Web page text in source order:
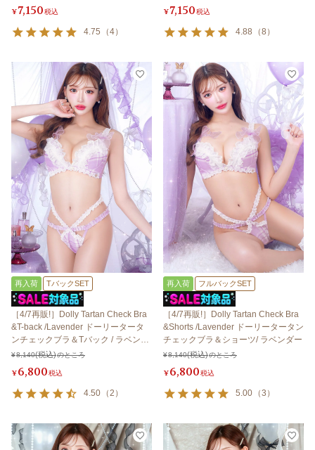
¥7,150税込
4.75 （4）
¥7,150税込
4.88 （8 ）
再入荷 TバックSET
［4/7再販!］Dolly Tartan Check Bra
&T-back /Lavender ドーリータータ
ンチェックブラ＆Tバック / ラベンダ
ー
¥8,140 のところ
¥6,800税込
4.50 （2 ）
再入荷 フルバックSET
［4/7再販!］Dolly Tartan Check Bra
&Shorts /Lavender ドーリータータン
チェックブラ＆ショーツ/ ラベンダー
¥8,140 のところ
¥6,800税込
5.00 （3 ）